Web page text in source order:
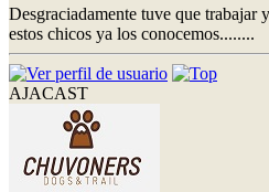
Desgraciadamente tuve que trabajar
estos chicos ya los conocemos........
AJACAST